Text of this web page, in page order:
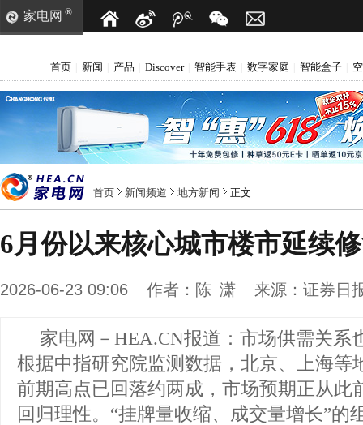
家电网 ®
首页 新闻 产品 Discover 智能手表 数字家庭 智能盒子
首页 新闻频道 地方新闻 正文
6月份以来核心城市楼市延续
2026-06-23 09:06 作者： 陈 潇 来源： 证券日
家电网－HEA.CN报道： 市场供需关系
根据中指研究院监测数据，北京、上海等
前期高点已回落约两成，市场预期正从此
回归理性。“挂牌量收缩、成交量增长”的